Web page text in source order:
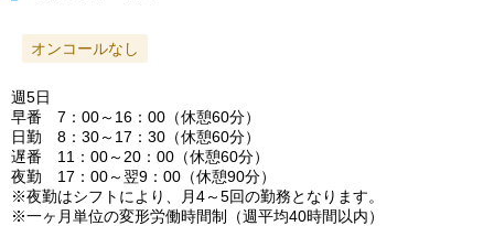
オンコールなし
週5日
早番 7：00～16：00（休憩60分）
日勤 8：30～17：30（休憩60分）
遅番 11：00～20：00（休憩60分）
夜勤 17：00～翌9：00（休憩90分）
※夜勤はシフトにより、月4～5回の勤務となります。
※一ヶ月単位の変形労働時間制（週平均40時間以内）